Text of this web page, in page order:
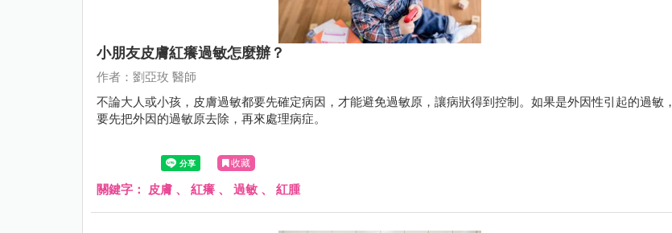
小朋友皮膚紅癢過敏怎麼辦？
作者：劉亞玫 醫師
不論大人或小孩，皮膚過敏都要先確定病因，才能避免過敏原，讓病狀得到控制。如果是外因性引起的過敏，
要先把外因的過敏原去除，再來處理病症。
收藏
關鍵字： 皮膚 、 紅癢 、 過敏 、 紅腫